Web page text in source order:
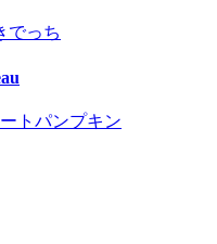
でっち
トパンプキン